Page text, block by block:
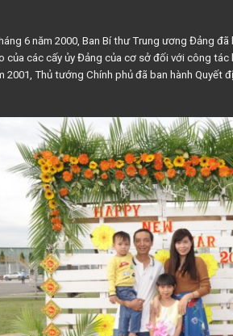
6 năm 2000, Ban Bí thư Trung ương Đảng
của các cấy ủy Đảng của cơ sở đối với công tác
2001, Thủ tướng Chính phủ đã ban hành Quyết